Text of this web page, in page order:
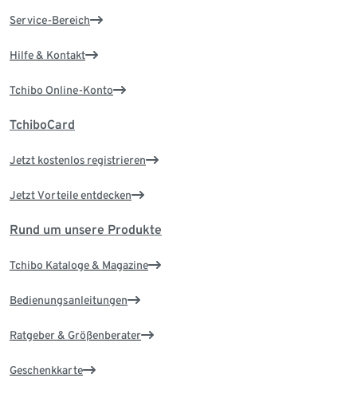
Service-Bereich
Hilfe & Kontakt
Tchibo Online-Konto
TchiboCard
Jetzt kostenlos registrieren
Jetzt Vorteile entdecken
Rund um unsere Produkte
Tchibo Kataloge & Magazine
Bedienungsanleitungen
Ratgeber & Größenberater
Geschenkkarte